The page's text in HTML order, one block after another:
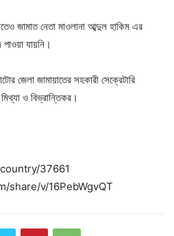
জামাত নেতা মাওলানা আব্দুল হাকিম এর
যায়নি।
জেলা জামায়াতের সহকারী সেক্রেটারি
ও বিভ্রান্তিকর।
37661
share/v/16PebWgvQT